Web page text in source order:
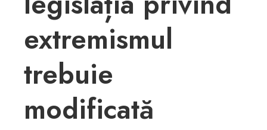
extremismul
trebuie
modificată